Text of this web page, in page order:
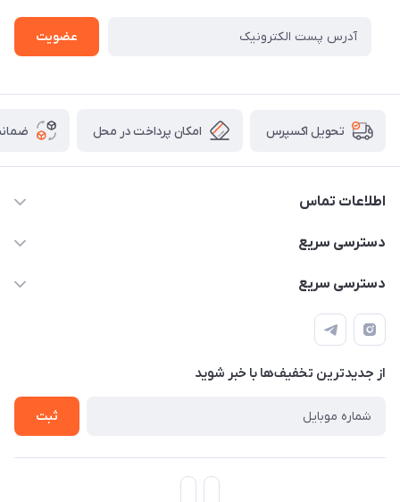
عضویت
تحویل اکسپرس امکان پرداخت در محل
اطلاعات تماس
۰۹۳۵۶۰۴۰۳۶۵
سیمای ورزش
دسترسی سریع
اسکیت فلایینگ ایگل
اسکیت دخترانه
دسترسی سریع
اسکوتر برقی دخترانه
اسکیت روسز
اسکوتر
از جدید‌ترین تخفیف‌ها با‌ خبر شوید
ثبت